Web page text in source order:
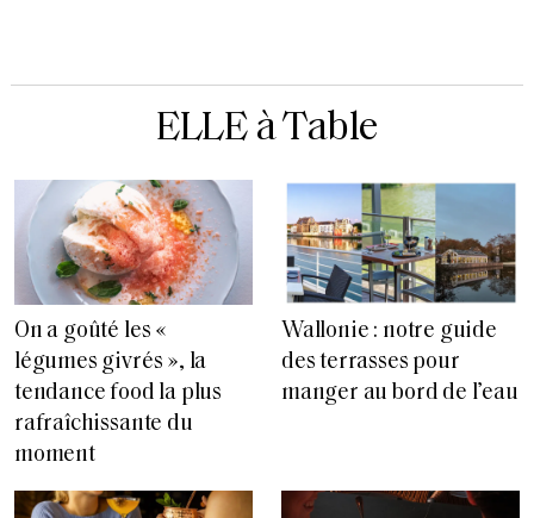
ELLE à Table
On a goûté les «
légumes givrés », la
tendance food la plus
rafraîchissante du
moment
Wallonie : notre guide
des terrasses pour
manger au bord de l’eau